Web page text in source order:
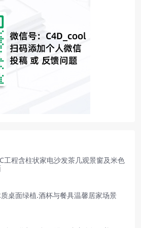
工程含柱状家电沙发茶几观景窗及米色
桌面绿植.酒杯与餐具温馨居家场景